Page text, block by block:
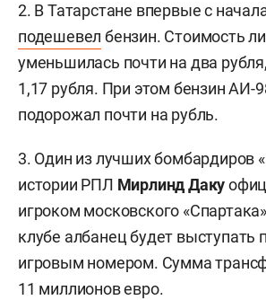
2. В Татарстане впервые с
подешевел бензин. Стоимость
уменьшилась почти на два
1,17 рубля. При этом бензин АИ-
подорожал почти на рубль.
3. Один из лучших бомбардиров
истории РПЛ Мирлинд Даку
игроком московского
клубе албанец будет выступать
игровым номером. Сумма
11 миллионов евро.